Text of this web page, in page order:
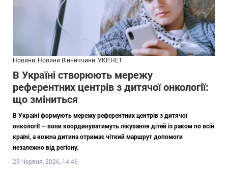
Новини Новини Вінниччини УКР.НЕТ
В Україні створюють мережу
референтних центрів з дитячої онкології:
що зміниться
В Україні формують мережу референтних центрів з дитячої
онкології — вони координуватимуть лікування дітей із раком по всій
країні, а кожна дитина отримає чіткий маршрут допомоги
незалежно від регіону.
29 Червня, 2026, 14:46